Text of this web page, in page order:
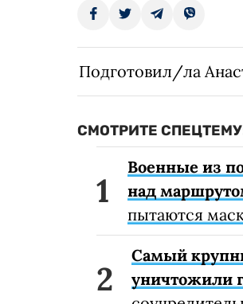
Подготовил/ла
СМОТРИТЕ
Военные из
над
пытаются
Самый
уничтожили